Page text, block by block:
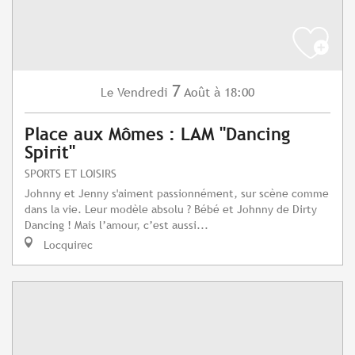
Le Vendredi 7 Août à 18:00
Place aux Mômes : LAM "Dancing
Spirit"
SPORTS ET LOISIRS
Johnny et Jenny s'aiment passionnément, sur scène comme
dans la vie. Leur modèle absolu ? Bébé et Johnny de Dirty
Dancing ! Mais l’amour, c’est aussi...
Locquirec